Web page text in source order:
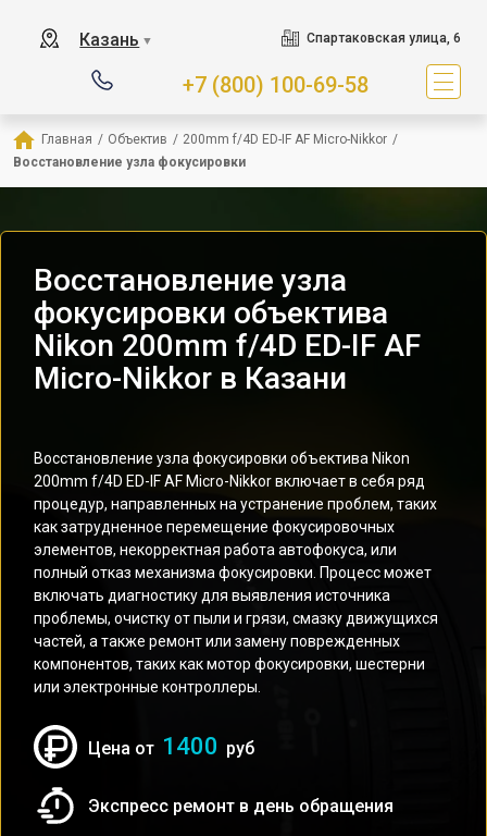
Казань ▼ Спартаковская улица, 6
+7 (800) 100-69-58
Главная / Объектив / 200mm f/4D ED-IF AF Micro-Nikkor /
Восстановление узла фокусировки
Восстановление узла
фокусировки объектива
Nikon 200mm f/4D ED-IF AF
Micro-Nikkor в Казани
Восстановление узла фокусировки объектива Nikon
200mm f/4D ED-IF AF Micro-Nikkor включает в себя ряд
процедур, направленных на устранение проблем, таких
как затрудненное перемещение фокусировочных
элементов, некорректная работа автофокуса, или
полный отказ механизма фокусировки. Процесс может
включать диагностику для выявления источника
проблемы, очистку от пыли и грязи, смазку движущихся
частей, а также ремонт или замену поврежденных
компонентов, таких как мотор фокусировки, шестерни
или электронные контроллеры.
Цена от 1400 руб
Экспресс ремонт в день обращения